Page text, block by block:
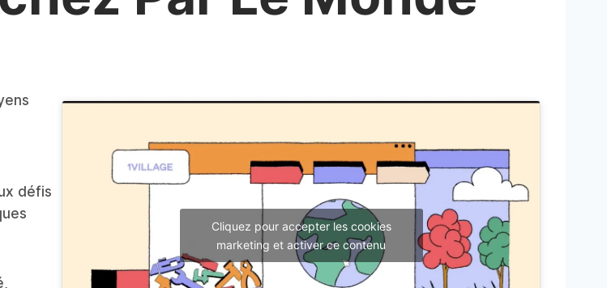
défis
Cliquez pour accepter les cookies
marketing et activer ce contenu